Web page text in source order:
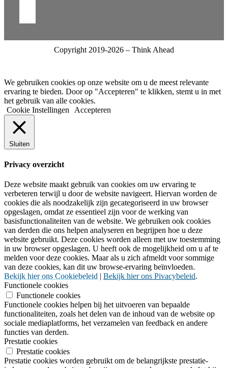
Copyright 2019-2026 – Think Ahead
We gebruiken cookies op onze website om u de meest relevante
ervaring te bieden. Door op "Accepteren" te klikken, stemt u in met
het gebruik van alle cookies.
Cookie Instellingen
Accepteren
Sluiten
Privacy overzicht
Deze website maakt gebruik van cookies om uw ervaring te
verbeteren terwijl u door de website navigeert. Hiervan worden de
cookies die als noodzakelijk zijn gecategoriseerd in uw browser
opgeslagen, omdat ze essentieel zijn voor de werking van
basisfunctionaliteiten van de website. We gebruiken ook cookies
van derden die ons helpen analyseren en begrijpen hoe u deze
website gebruikt. Deze cookies worden alleen met uw toestemming
in uw browser opgeslagen. U heeft ook de mogelijkheid om u af te
melden voor deze cookies. Maar als u zich afmeldt voor sommige
van deze cookies, kan dit uw browse-ervaring beïnvloeden.
Bekijk hier ons Cookiebeleid | Bekijk hier ons Pivacybeleid.
Functionele cookies
Functionele cookies
Functionele cookies helpen bij het uitvoeren van bepaalde
functionaliteiten, zoals het delen van de inhoud van de website op
sociale mediaplatforms, het verzamelen van feedback en andere
functies van derden.
Prestatie cookies
Prestatie cookies
Prestatie cookies worden gebruikt om de belangrijkste prestatie-